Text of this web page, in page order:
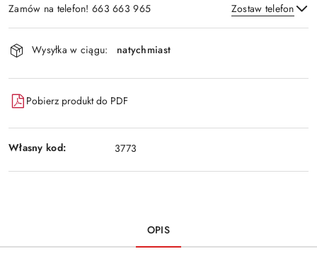
Zamów na telefon! 663 663 965 Zostaw telefon
Dostępność
i
dostawa
Wysyłka w ciągu: natychmiast
Pobierz produkt do PDF
Własny kod: 3773
OPIS